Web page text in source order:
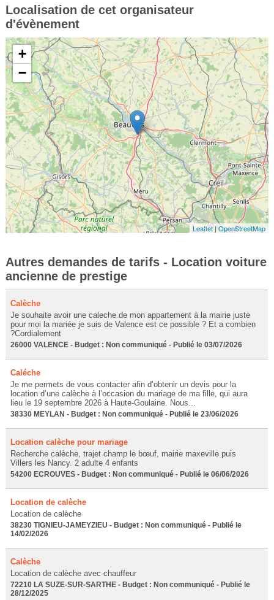
Localisation de cet organisateur
d'évènement
+
−
Leaflet|OpenStreetMap
Autres demandes de tarifs - Location voiture
ancienne de prestige
Calèche
Je souhaite avoir une caleche de mon appartement à la mairie juste
pour moi la mariée je suis de Valence est ce possible ? Et a combien
?Cordialement
26000 VALENCE - Budget : Non communiqué - Publié le 03/07/2026
Caléche
Je me permets de vous contacter afin d’obtenir un devis pour la
location d’une calèche à l’occasion du mariage de ma fille, qui aura
lieu le 19 septembre 2026 à Haute-Goulaine. Nous...
38330 MEYLAN - Budget : Non communiqué - Publié le 23/06/2026
Location calèche pour mariage
Recherche calèche, trajet champ le bœuf, mairie maxeville puis
Villers les Nancy. 2 adulte 4 enfants
54200 ECROUVES - Budget : Non communiqué - Publié le 06/06/2026
Location de calèche
Location de calèche
38230 TIGNIEU-JAMEYZIEU - Budget : Non communiqué - Publié le
14/02/2026
Calèche
Location de calèche avec chauffeur
72210 LA SUZE-SUR-SARTHE - Budget : Non communiqué - Publié le
28/12/2025